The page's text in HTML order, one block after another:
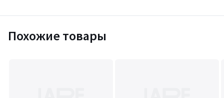
Похожие товары